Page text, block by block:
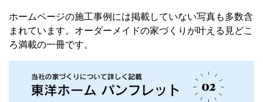
ホームページの施工事例には掲載していない写真も多数含
まれています。 オーダーメイドの家づくりが叶える 見どこ
ろ満載の一冊です。